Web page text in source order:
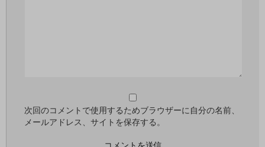
次回のコメントで使用するためブラウザーに自分の名前、
メールアドレス、サイトを保存する。